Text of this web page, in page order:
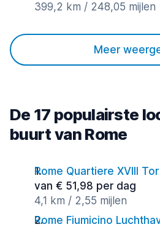
399,2 km / 248,05 mijlen
Meer
De 17 populairste
buurt van Rome
Rome Quartiere XVIII
van € 51,98 per dag
4,1 km / 2,55 mijlen
Rome Fiumicino